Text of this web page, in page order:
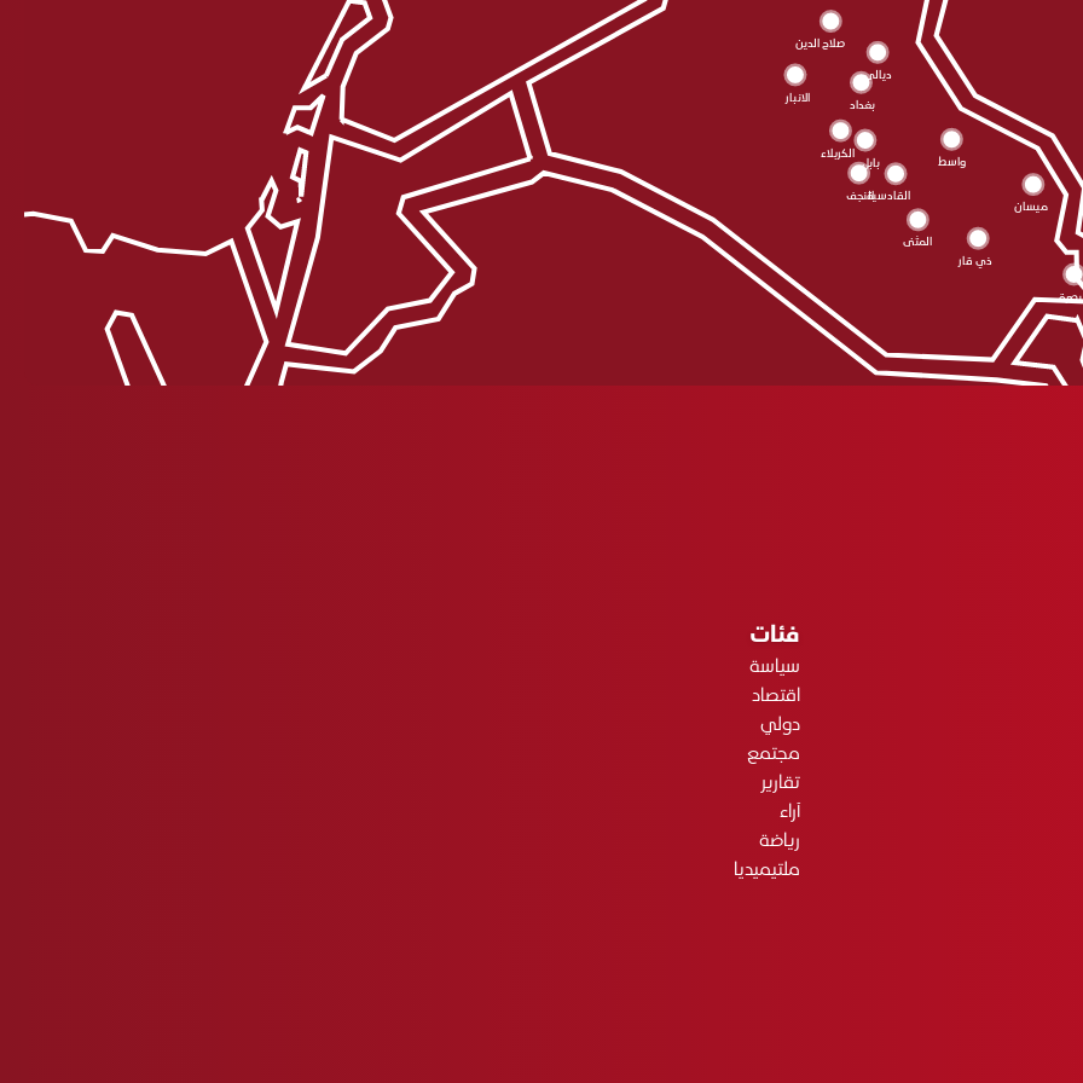
بابل
الانبار
النجف
الکربلاء
بغداد
القادسية
المثنى
ذي قار
ميسان
واسط
ديالى
صلاح الدين
فئات
سياسة
اقتصاد
دولي
مجتمع
تقارير
آراء
رياضة
ملتيميديا